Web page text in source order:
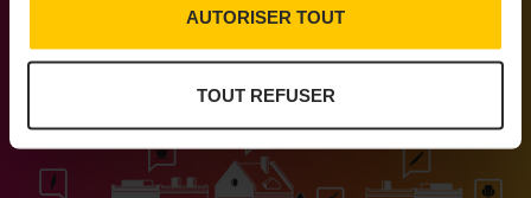
AUTORISER TOUT
TOUT REFUSER
ouvrira ses portes du dimanche au jeudi, de 11h à minuit,
et les vendredis et samedis de 11h à 2h du matin.
de proximité